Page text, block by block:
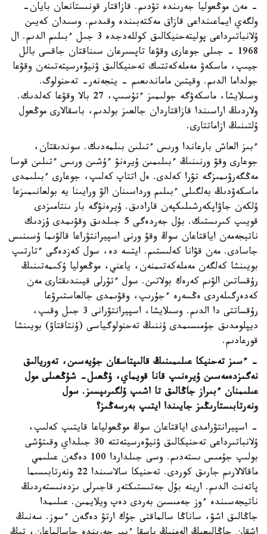
- مەن موڭعوليا جەرىندە تۋدىم. قازاقتار قونىستانعان بايان-
ولگەي ايماعىنداعى قازاق مەكتەبىندە وقىدىم. وسىدان كەيىن
ۇلانباتىرداعى پوليتەحنيكالىق كوللەدجدە 3 جىل ءبىلىم الدىم. ال
1968 - جىلى جوعارى وقۋعا تاپسىرعان سىناقتان جاقسى بالل
جيىپ، ماسكەۋ مەملەكەتتىك تەحنيكالىق ۋنيۆەرسيتەتىنەن وقۋعا
جولداما الدىم. وقيتىن ماماندىعىم - ينجەنەر- تەحنولوگ.
وسىلايشا، ماسكەۋگە جولىمىز ءتۇسىپ، 27 بالا وقۋعا كەلدىك.
ولاردىڭ اراسىندا قازاقتاردان جالعىز بولدىم، باسقالارى موڭعول
ۇلتىنىڭ ازاماتتارى.
ءبىز العاش بارعاندا ورىس ءتىلىن بىلمەدىك. سوندىقتان،
جوعارى وقۋ ورنىنىڭ ءبىلىمىن ۇيرەنۋ ءۇشىن ورىس ءتىلىن قوسا
مەڭگەرۋىمىزگە تۋرا كەلدى. ەل اتتاپ كەلىپ، جوعارى ءبىلىمدى
ماسكەۋدىڭ بەلگىلى ءبىلىم ورداسىنان الۋ ورايىنا يە بولعانىمىزعا
ۇلكەن جاۋاپكەرشىلىكپەن قارادىق. ۇيرەنۋگە بار ىنتامىزدى
قويىپ كىرىستىك. بۇل جەردەگى 5 جىلدىق وقۋىمدى ۇزدىك
ناتيجەمەن اياقتاعان سوڭ وقۋ ورنى اسپيرانتۋراعا قالۋىما ۇسىنىس
جاسادى. مەن قۋانا كەلىستىم. ايتسە دە، سول كەزدەگى ءتارتىپ
بويىنشا كەلگەن مەملەكەتىمنەن، ياعني، موڭعوليا ۇكىمەتىنىڭ
رۇقساتىن الۋىم كەرەك بولاتىن. سول ءتۇرلى قيىندىقتارى مەن
كەدەرگىلەردى ەڭسەرە ءجۇرىپ، وقۋىمدى جالعاستىرۋعا
رۇقساتتى دا الدىم. وسىلايشا، اسپيرانتۋرانى 3 جىل وقىپ،
ديپلومدىق جۇمىسىمدى ۇننىڭ تەحنولوگياسى (ۇنتاقتاۋ) بويىنشا
قورعادىم.
- ءسىز تەحنيكا عىلىمىنىڭ قالىپتاسقان جۇيەسىن، تەوريالىق
نەگىزدەمەسىن ۇيرەنىپ قانا قويماي، ۇڭعىل- شۇڭعىلى مول
عىلىمنان ءبىراز جاڭالىق تا اشىپ ۇلگىرىپسىز. سول
ونەرتابىستارىڭىز جايىندا ايتىپ بەرسەڭىز؟
- اسپيرانتۋرامدى اياقتاعان سوڭ موڭعولياعا قايتىپ كەلىپ،
ۇلانباتىرداعى تەحنيكالىق ۋنيۆەرسيتەتتە 30 جىلداي وقىتۋشى
بولىپ جۇمىس ىستەدىم. وسى جىلداردا 100 دەگەن عىلىمي
ماقالالارىم جارىق كوردى. تەحنيكا سالاسىندا 22 ونەرتابىسىما
پاتەنت الدىم. ارينە بۇل جەتىستىكتەر قاجىرلى ىزدەنىستەردىڭ
ناتيجەسىندە ءوز جەمىسىن بەردى دەپ ويلايمىن. عىلىمدا
جاڭالىق اشۋ، ساناڭا سالماقتى جۇك ارتۋ دەگەن ءسوز. سەنىڭ